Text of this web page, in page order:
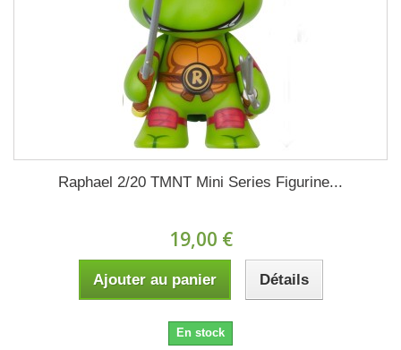
Raphael 2/20 TMNT Mini Series Figurine...
19,00 €
Ajouter au panier Détails
En stock